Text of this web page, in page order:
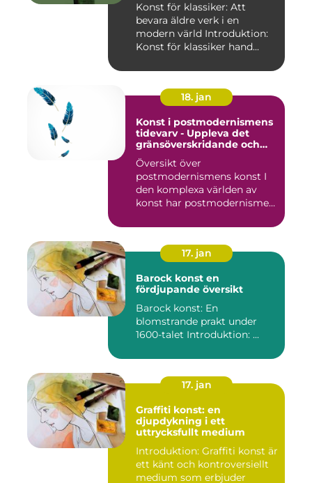
Konst för klassiker: Att
bevara äldre verk i en
modern värld Introduktion:
Konst för klassiker hand...
18. jan
Konst i postmodernismens
tidevarv - Uppleva det
gränsöverskridande och
mångfacetterade
Översikt över
postmodernismens konst I
den komplexa världen av
konst har postmodernismen
17. jan
Barock konst en
fördjupande översikt
Barock konst: En
blomstrande prakt under
1600-talet Introduktion: ...
17. jan
Graffiti konst: en
djupdykning i ett
uttrycksfullt medium
Introduktion: Graffiti konst är
ett känt och kontroversiellt
medium som erbjuder